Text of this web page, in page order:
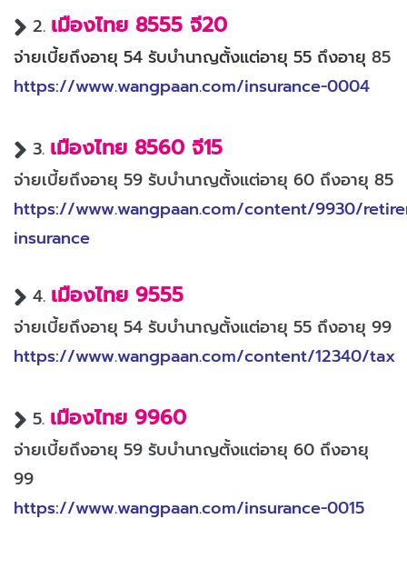
2. เมืองไทย 8555 จี20
จ่ายเบี้ยถึงอายุ 54 รับบำนาญตั้งแต่อายุ 55 ถึงอายุ 85
https://www.wangpaan.com/insurance-0004
3. เมืองไทย 8560 จี15
จ่ายเบี้ยถึงอายุ 59 รับบำนาญตั้งแต่อายุ 60 ถึงอายุ 85
https://www.wangpaan.com/content/9930/
insurance
4. เมืองไทย 9555
จ่ายเบี้ยถึงอายุ 54 รับบำนาญตั้งแต่อายุ 55 ถึงอายุ 99
https://www.wangpaan.com/content/12340/tax
5. เมืองไทย 9960
จ่ายเบี้ยถึงอายุ 59 รับบำนาญตั้งแต่อายุ 60 ถึงอายุ
99
https://www.wangpaan.com/insurance-0015